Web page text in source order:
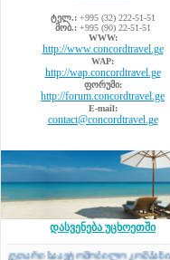
ტელ.:+995 (32) 222-51-51
მობ.:+995 (90) 22-51-51
WWW:
http://www.concordtravel.ge
WAP:
http://wap.concordtravel.ge
ფორუმი:
http://forum.concordtravel.ge
E-mail:
contact@concordtravel.ge
დასვენება უცხოეთში
საავტომობილო კომპანია